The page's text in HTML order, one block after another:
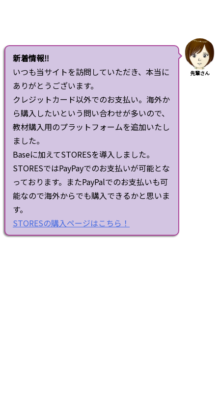
新着情報‼
いつも当サイトを訪問していただき、本当に
ありがとうございます。
クレジットカード以外でのお支払い。海外か
ら購入したいという問い合わせが多いので、
教材購入用のプラットフォームを追加いたし
ました。
Baseに加えてSTORESを導入しました。
STORESではPayPayでのお支払いが可能とな
っております。またPayPalでのお支払いも可
能なので海外からでも購入できるかと思いま
す。
STORESの購入ページはこちら！
先輩さん